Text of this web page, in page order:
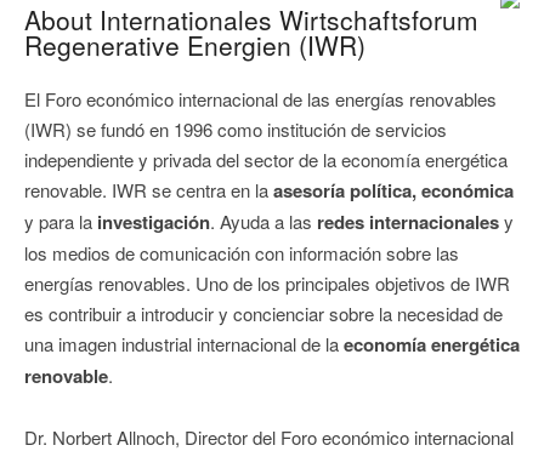
About Internationales Wirtschaftsforum
Regenerative Energien (IWR)
El Foro económico internacional de las energías renovables
(IWR) se fundó en 1996 como institución de servicios
independiente y privada del sector de la economía energética
renovable. IWR se centra en laasesoría política, económica
y para la investigación. Ayuda a las redes internacionalesy
los medios de comunicación con información sobre las
energías renovables. Uno de los principales objetivos de IWR
es contribuir a introducir y concienciar sobre la necesidad de
una imagen industrial internacional de laeconomía energética
renovable.
Dr. Norbert Allnoch, Director del Foro económico internacional